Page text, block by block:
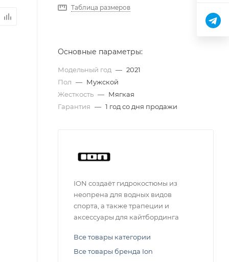
Таблица размеров
Основные параметры:
Модельный год — 2021
Пол — Мужской
Жесткость — Мягкая
Гарантия — 1 год со дня продажи
ION создаёт гидрокостюмы из
неопрена для водных видов
спорта, а также трапеции и
аксессуары для кайтбординга
Все товары категории
Все товары бренда Ion